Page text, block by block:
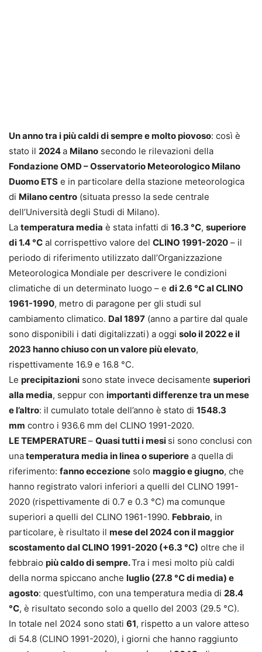
Un anno tra i più caldi di sempre e molto piovoso: così è
stato il 2024a Milano secondo le rilevazioni della
Fondazione OMD – Osservatorio Meteorologico Milano
Duomo ETS e in particolare della stazione meteorologica
di Milano centro (situata presso la sede centrale
dell’Università degli Studi di Milano).
La temperatura media è stata infatti di 16.3 °C, superiore
di 1.4 °C al corrispettivo valore del CLINO 1991-2020 – il
periodo di riferimento utilizzato dall’Organizzazione
Meteorologica Mondiale per descrivere le condizioni
climatiche di un determinato luogo – e di 2.6 °C al CLINO
1961-1990, metro di paragone per gli studi sul
cambiamento climatico. Dal 1897 (anno a partire dal quale
sono disponibili i dati digitalizzati) a oggi solo il 2022 e il
2023 hanno chiuso con un valore più elevato,
rispettivamente 16.9 e 16.8 °C.
Le precipitazioni sono state invece decisamente superiori
alla media, seppur con importanti differenze tra un mese
e l’altro: il cumulato totale dell’anno è stato di 1548.3
mm contro i 936.6 mm del CLINO 1991-2020.
LE TEMPERATURE– Quasi tutti i mesi si sono conclusi con
unatemperatura media in linea o superiore a quella di
riferimento: fanno eccezione solo maggio e giugno, che
hanno registrato valori inferiori a quelli del CLINO 1991-
2020 (rispettivamente di 0.7 e 0.3 °C) ma comunque
superiori a quelli del CLINO 1961-1990. Febbraio, in
particolare, è risultato il mese del 2024 con il maggior
scostamento dal CLINO 1991-2020 (+6.3 °C) oltre che il
febbraio più caldo di sempre.Tra i mesi molto più caldi
della norma spiccano anche luglio (27.8 °C di media) e
agosto: quest’ultimo, con una temperatura media di 28.4
°C, è risultato secondo solo a quello del 2003 (29.5 °C).
In totale nel 2024 sono stati 61, rispetto a un valore atteso
di 54.8 (CLINO 1991-2020), i giorni che hanno raggiunto